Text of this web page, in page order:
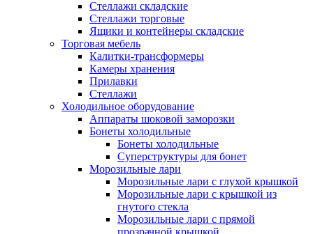
Стеллажи складские
Стеллажи торговые
Ящики и контейнеры складские
Торговая мебель
Калитки-трансформеры
Камеры хранения
Прилавки
Стеллажи
Холодильное оборудование
Аппараты шоковой заморозки
Бонеты холодильные
Бонеты холодильные
Суперструктуры для бонет
Морозильные лари
Морозильные лари с глухой крышкой
Морозильные лари с крышкой из
гнутого стекла
Морозильные лари с прямой
прозрачной крышкой